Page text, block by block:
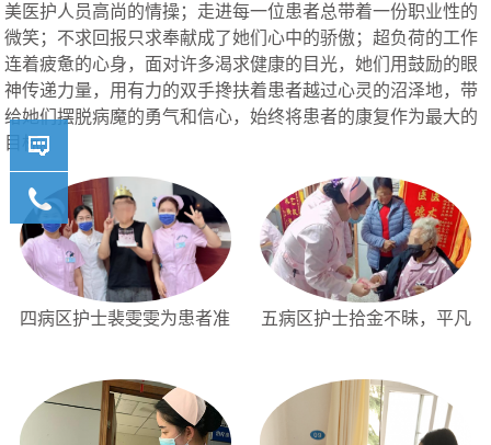
美医护人员高尚的情操；走进每一位患者总带着一份职业性的
微笑；不求回报只求奉献成了她们心中的骄傲；超负荷的工作
连着疲惫的心身，面对许多渴求健康的目光，她们用鼓励的眼
神传递力量，用有力的双手搀扶着患者越过心灵的沼泽地，带
给她们摆脱病魔的勇气和信心，始终将患者的康复作为最大的
目标。
四病区护士裴雯雯为患者准
五病区护士拾金不昧，平凡
详情咨
询我们
400-